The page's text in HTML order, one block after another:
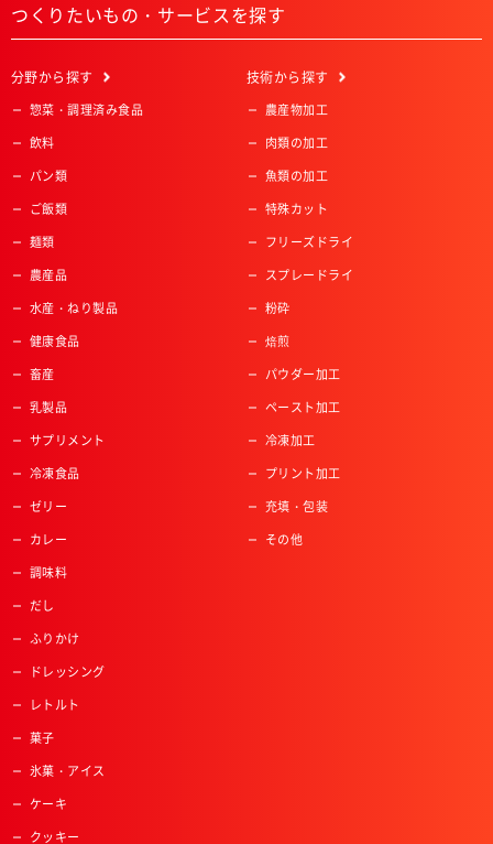
つくりたいもの・サービスを探す
分野から探す
惣菜・調理済み食品
飲料
パン類
ご飯類
麺類
農産品
水産・ねり製品
健康食品
畜産
乳製品
サプリメント
冷凍食品
ゼリー
カレー
調味料
だし
ふりかけ
ドレッシング
レトルト
菓子
氷菓・アイス
ケーキ
クッキー
技術から探す
農産物加工
肉類の加工
魚類の加工
特殊カット
フリーズドライ
スプレードライ
粉砕
焙煎
パウダー加工
ペースト加工
冷凍加工
プリント加工
充填・包装
その他